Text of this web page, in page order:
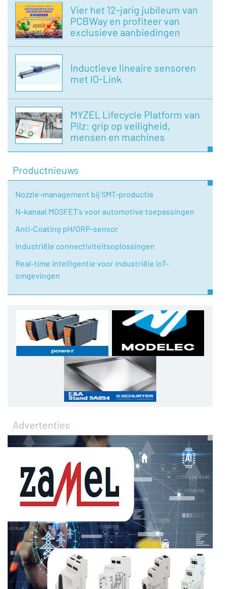
Vier het 12-jarig jubileum van
PCBWay en profiteer van
exclusieve aanbiedingen
Inductieve lineaire sensoren
met IO-Link
MYZEL Lifecycle Platform van
Pilz: grip op veiligheid,
mensen en machines
Productnieuws
Nozzle-management bij SMT-productie
N-kanaal MOSFET's voor automotive toepassingen
Anti-Coating pH/ORP-sensor
Industriële connectiviteitsoplossingen
Real-time intelligentie voor industriële IoT-
omgevingen
Advertenties